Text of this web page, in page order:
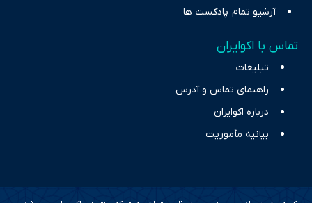
آرشیو تمام پادکست ها
تماس با اکوایران
تبلیغات
راهنمای تماس و آدرس
درباره اکوایران
بیانیه مأموریت